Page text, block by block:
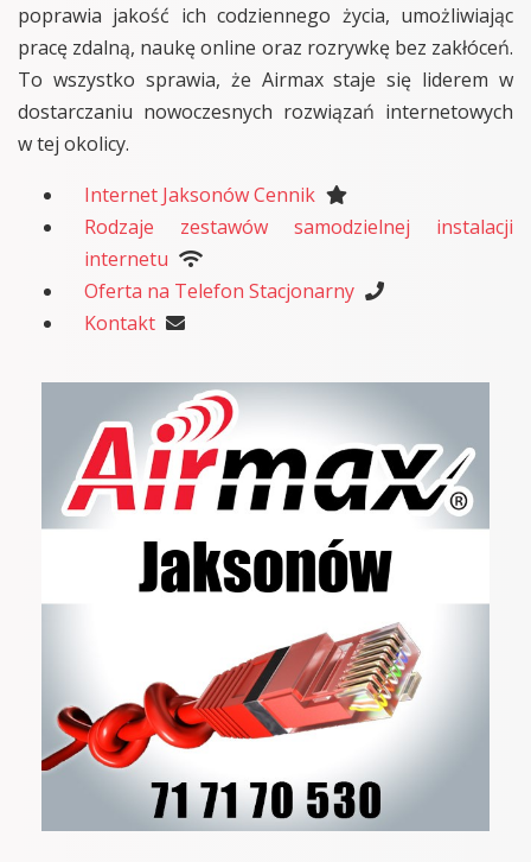
poprawia jakość ich codziennego życia, umożliwiając
pracę zdalną, naukę online oraz rozrywkę bez zakłóceń.
To wszystko sprawia, że Airmax staje się liderem w
dostarczaniu nowoczesnych rozwiązań internetowych
w tej okolicy.
Internet Jaksonów Cennik
Rodzaje zestawów samodzielnej instalacji
internetu
Oferta na Telefon Stacjonarny
Kontakt